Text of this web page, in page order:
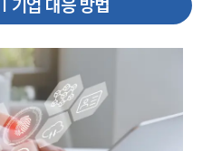
사이트
최신동향
정보
식인
후기
기업 대응 방법